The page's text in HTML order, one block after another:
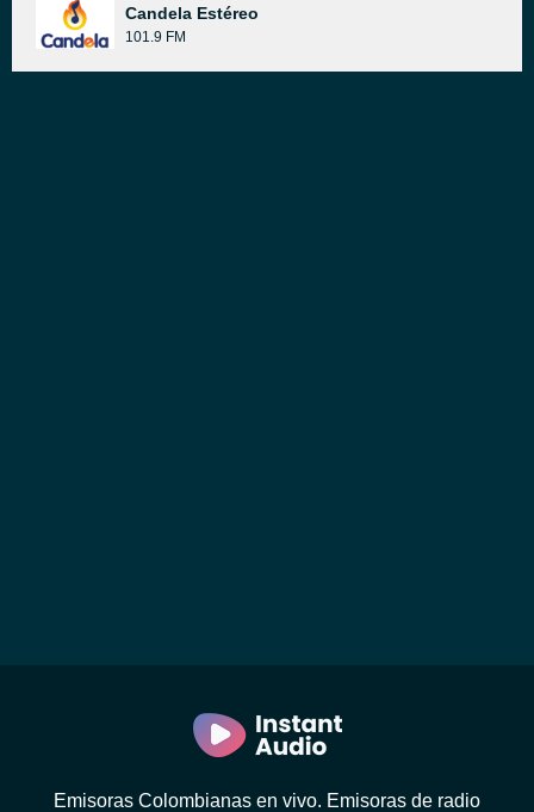
Candela Estéreo
101.9 FM
Emisoras Colombianas en vivo. Emisoras de radio